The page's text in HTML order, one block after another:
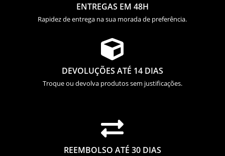
ENTREGAS EM 48H
Rapidez de entrega na sua morada de preferência.

DEVOLUÇÕES ATÉ 14 DIAS
Troque ou devolva produtos sem justificações.

REEMBOLSO ATÉ 30 DIAS